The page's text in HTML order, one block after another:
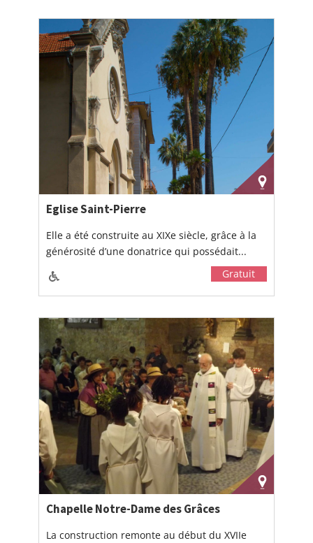
Eglise Saint-Pierre
Elle a été construite au XIXe siècle, grâce à la
générosité d’une donatrice qui possédait...
Gratuit
Chapelle Notre-Dame des Grâces
La construction remonte au début du XVIIe